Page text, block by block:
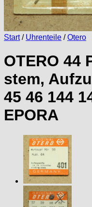
Start / Uhrenteile / Otero
OTERO 44
stem,
45 46 144
EPORA